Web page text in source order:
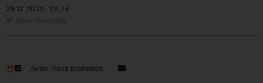
25.12.2020. 09:14
Nova ekonomija
Autor: Nova Ekonomija